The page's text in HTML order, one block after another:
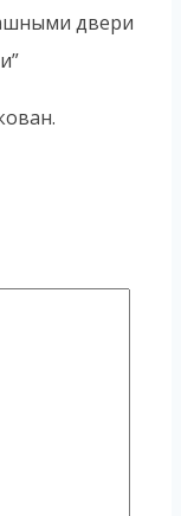
двери